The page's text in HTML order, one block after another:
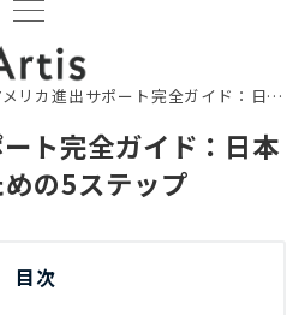
リカ進出サポート完全ガイド：日本企業が成功するための5ステップ
ト完全ガイド：日本
の5ステップ
目次